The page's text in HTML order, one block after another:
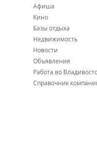
Афиша
Кино
Базы отдыха
Недвижимость
Новости
Объявления
Работа во
Справочник